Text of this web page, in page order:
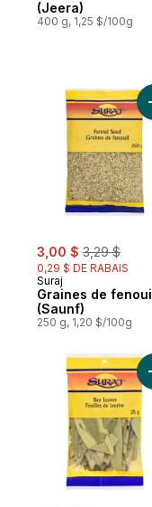
(Jeera)
400 g, 1,25 $/100g
sale:
3,00 $ , formerly:
3,29 $
0,29 $ DE RABAIS
Suraj
Graines de fenouil
(Saunf)
250 g, 1,20 $/100g